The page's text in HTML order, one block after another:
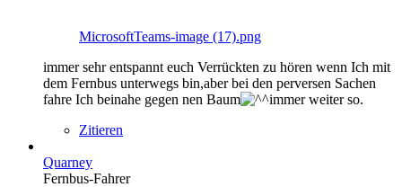
MicrosoftTeams-image (17).png
immer sehr entspannt euch Verrückten zu hören wenn Ich mit
dem Fernbus unterwegs bin,aber bei den perversen Sachen
fahre Ich beinahe gegen nen Baum
immer weiter so.
Zitieren
Quarney
Fernbus-Fahrer